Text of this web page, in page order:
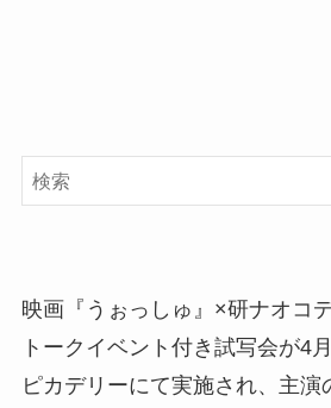
映画『うぉっしゅ』×研ナオコ
トークイベント付き試写会が4
ピカデリーにて実施され、主演